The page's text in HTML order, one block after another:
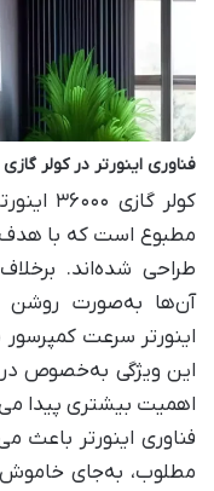
فناوری اینورتر در کولر گازی 36000 چیست و چه مزایایی دارد؟
کولر
مطبوع است که با
طراحی شده‌اند.
آن‌ها به‌صورت روشن
اینورتر سرعت
اهمیت بیشتری پیدا
فناوری اینورتر
مطلوب، به‌جای خاموش